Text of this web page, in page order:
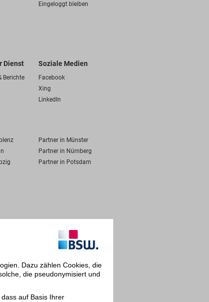
Eingeloggt bleiben
Dienst
Berichte
Soziale Medien
Facebook
Xing
LinkedIn
Partner in Münster
Partner in Nürnberg
Partner in Potsdam
Dazu zählen Cookies, die
die pseudonymisiert und
auf Basis Ihrer